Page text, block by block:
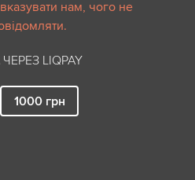
нам, чого не
LIQPAY
1000 грн